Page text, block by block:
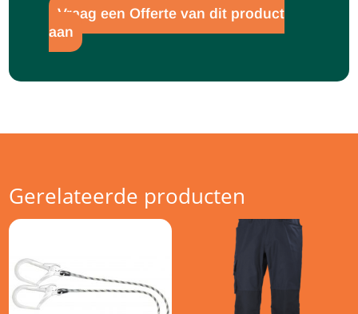
Vraag een Offerte van dit product
aan
Gerelateerde producten